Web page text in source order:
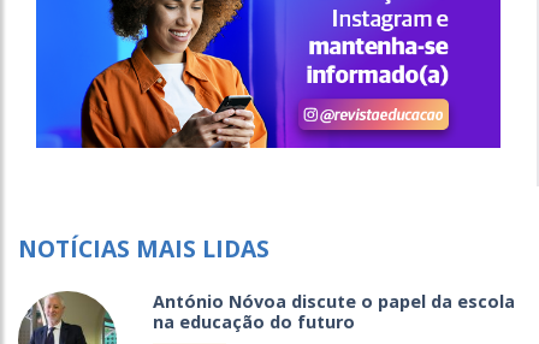
NOTÍCIAS MAIS LIDAS
António Nóvoa discute o papel da escola
na educação do futuro